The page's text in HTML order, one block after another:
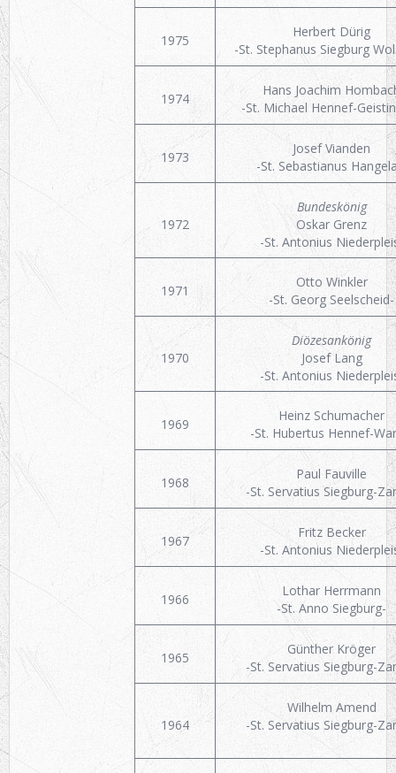
1975
Herbert Dürig
-St. Stephanus Siegburg
1974
Hans Joachim
-St. Michael Hennef-
1973
Josef Vianden
-St. Sebastianus
1972
Bundeskönig
Oskar Grenz
-St. Antonius
1971
Otto Winkler
-St. Georg Seelscheid-
1970
Diözesankönig
Josef Lang
-St. Antonius
1969
Heinz Schumacher
-St. Hubertus Hennef-
1968
Paul Fauville
-St. Servatius Siegburg-
1967
Fritz Becker
-St. Antonius
1966
Lothar Herrmann
-St. Anno Siegburg-
1965
Günther Kröger
-St. Servatius Siegburg-
1964
Wilhelm Amend
-St. Servatius Siegburg-